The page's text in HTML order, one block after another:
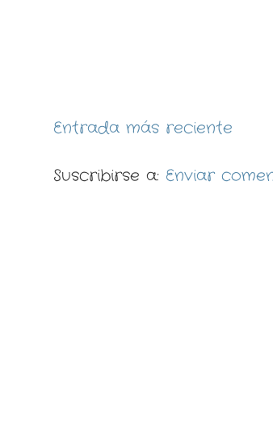
Entrada más reciente
Suscribirse a: Enviar